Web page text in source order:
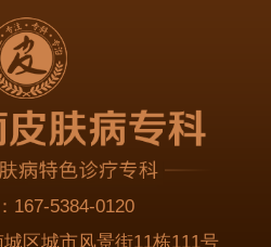
167-5384-0120
区城市风景街11栋111号